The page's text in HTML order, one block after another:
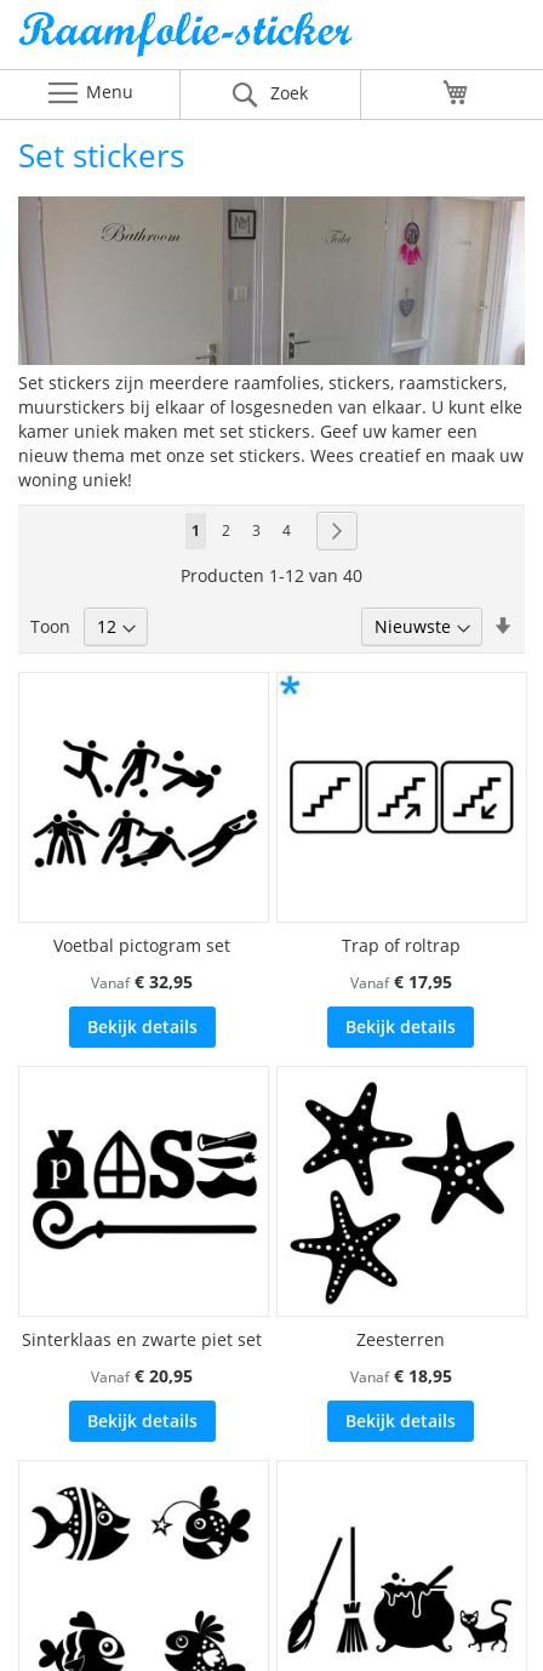
Menu Zoek
Set stickers
Set stickers zijn meerdere raamfolies, stickers, raamstickers,
muurstickers bij elkaar of losgesneden van elkaar. U kunt elke
kamer uniek maken met set stickers. Geef uw kamer een
nieuw thema met onze set stickers. Wees creatief en maak uw
woning uniek!
Pagina
U
lees
1 Pagina
2 Pagina
3 Pagina
4
Producten 1-12 van 40
Toon
Voetbal pictogram set
Vanaf € 32,95
Bekijk details
Trap of roltrap
Vanaf € 17,95
Bekijk details
Sinterklaas en zwarte piet set
Vanaf € 20,95
Bekijk details
Zeesterren
Vanaf € 18,95
Bekijk details